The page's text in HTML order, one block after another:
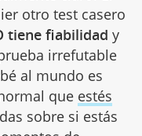
otro test casero
tiene fiabilidad y
irrefutable
al mundo es
que estés
sobre si estás